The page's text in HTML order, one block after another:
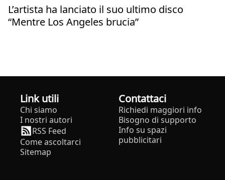
L’artista ha lanciato il suo ultimo disco
“Mentre Los Angeles brucia”
Link utili
Chi siamo
I nostri autori
RSS Feed
Come ascoltarci
Sitemap
Contattaci
Richiedi maggiori info
Bisogno di supporto
Info su spazi
pubblicitari